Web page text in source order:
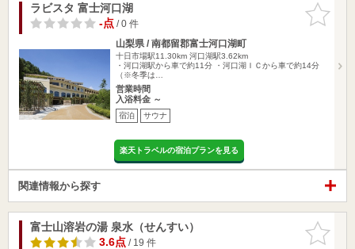
お気に入
りに追加
ラビスタ 富士河口湖
-点/ 0 件
山梨県 / 南都留郡富士河口湖町
十日市場駅11.30km 河口湖駅3.62km
・河口湖駅から車で約11分 ・河口湖ＩＣから車で約14分
（※冬季は…
営業時間
入浴料金 ～
宿泊 サウナ
楽天トラベルの宿泊プランを見る
関連情報から探す
お気に入
りに追加
富士山溶岩の湯 泉水（せんすい）
3.6点/ 19 件